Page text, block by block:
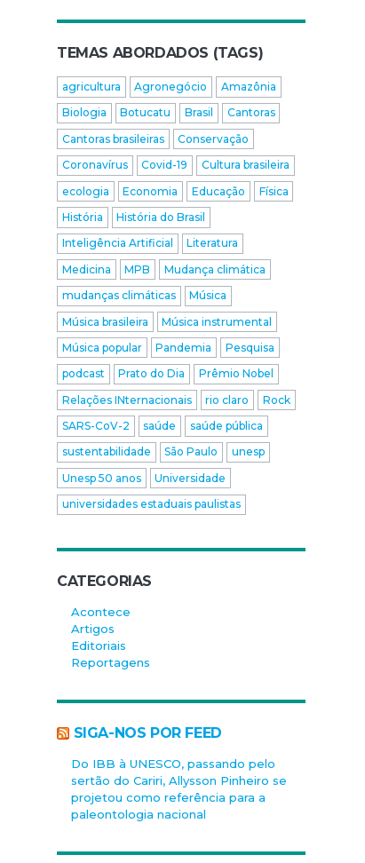
TEMAS ABORDADOS (TAGS)
agricultura Agronegócio
Amazônia
Biologia
Botucatu Brasil
Cantoras
Cantoras brasileiras
Conservação
Coronavírus
Covid-19
Cultura brasileira
ecologia
Economia Educação
Física
História
História do Brasil
Inteligência Artificial
Literatura
Medicina
MPB
Mudança climática
mudanças climáticas
Música
Música brasileira
Música instrumental
Música popular
Pandemia
Pesquisa
podcast
Prato do Dia
Prêmio Nobel
Relações INternacionais
rio claro
Rock
SARS-CoV-2
saúde
saúde pública
sustentabilidade
São Paulo
unesp
Unesp 50 anos
Universidade
universidades estaduais paulistas
CATEGORIAS
Acontece
Artigos
Editoriais
Reportagens
SIGA-NOS POR FEED
Do IBB à UNESCO, passando pelo
sertão do Cariri, Allysson Pinheiro se
projetou como referência para a
paleontologia nacional